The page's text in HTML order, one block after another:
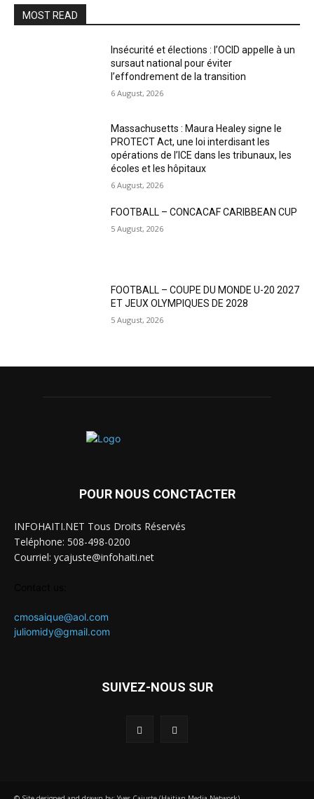
MOST READ
Insécurité et élections : l’OCID appelle à un
sursaut national pour éviter
l’effondrement de la transition
6 August, 2026
Massachusetts : Maura Healey signe le
PROTECT Act, une loi interdisant les
opérations de l’ICE dans les tribunaux, les
écoles et les hôpitaux
6 August, 2026
FOOTBALL – CONCACAF CARIBBEAN CUP
5 August, 2026
FOOTBALL – COUPE DU MONDE U-20 2027
ET JEUX OLYMPIQUES DE 2028
5 August, 2026
POUR NOUS CONCTACTER
INFOHAITI.NET Tous Droits Réservés
Teléphone: 508-498-0200
Courriel: ycajuste@infohaiti.net
cmosaique@aol.com
juliomidy@gmail.com
SUIVEZ-NOUS SUR